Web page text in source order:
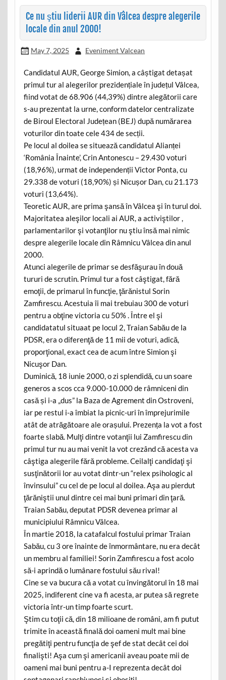
Ce nu ştiu liderii AUR din Vâlcea despre alegerile
locale din anul 2000!
May 7, 2025 Eveniment Valcean
Candidatul AUR, George Simion, a câștigat detașat
primul tur al alegerilor prezidențiale în județul Vâlcea,
fiind votat de 68.906 (44,39%) dintre alegătorii care
s-au prezentat la urne, conform datelor centralizate
de Biroul Electoral Județean (BEJ) după numărarea
voturilor din toate cele 434 de secții.
Pe locul al doilea se situează candidatul Alianței
‘România Înainte’, Crin Antonescu – 29.430 voturi
(18,96%), urmat de independenții Victor Ponta, cu
29.338 de voturi (18,90%) și Nicușor Dan, cu 21.173
voturi (13,64%).
Teoretic AUR, are prima şansă în Vâlcea şi în turul doi.
Majoritatea aleşilor locali ai AUR, a activiştilor ,
parlamentarilor şi votanţilor nu ştiu însă mai nimic
despre alegerile locale din Râmnicu Vâlcea din anul
2000.
Atunci alegerile de primar se desfăşurau în două
tururi de scrutin. Primul tur a fost câştigat, fără
emoţii, de primarul în funcţie, ţărănistul Sorin
Zamfirescu. Acestuia îi mai trebuiau 300 de voturi
pentru a obţine victoria cu 50% . Între el şi
candidatatul situaat pe locul 2, Traian Sabău de la
PDSR, era o diferenţă de 11 mii de voturi, adică,
proporţional, exact cea de acum între Simion şi
Nicuşor Dan.
Duminică, 18 iunie 2000, o zi splendidă, cu un soare
generos a scos cca 9.000-10.000 de râmniceni din
casă și i-a „dus” la Baza de Agrement din Ostroveni,
iar pe restul i-a îmbiat la picnic-uri în împrejurimile
atât de atrăgătoare ale orașului. Prezența la vot a fost
foarte slabă. Mulţi dintre votanţii lui Zamfirescu din
primul tur nu au mai venit la vot crezând că acesta va
câştiga alegerile fără probleme. Ceilalţi candidaţi şi
susţinătorii lor au votat dintr-un “relex psihologic al
învinsului” cu cel de pe locul al doilea. Aşa au pierdut
ţărăniştii unul dintre cei mai buni primari din ţară.
Traian Sabău, deputat PDSR devenea primar al
municipiului Râmnicu Vâlcea.
În martie 2018, la catafalcul fostului primar Traian
Sabău, cu 3 ore înainte de înmormântare, nu era decât
un membru al familiei! Sorin Zamfirescu a fost acolo
să-i aprindă o lumânare fostului său rival!
Cine se va bucura că a votat cu învingătorul în 18 mai
2025, indiferent cine va fi acesta, ar putea să regrete
victoria într-un timp foarte scurt.
Ştim cu toţii că, din 18 milioane de români, am fi putut
trimite în această finală doi oameni mult mai bine
pregătiţi pentru funcţia de şef de stat decât cei doi
finalişti! Aşa cum şi americanii aveau poate mii de
oameni mai buni pentru a-I reprezenta decât doi